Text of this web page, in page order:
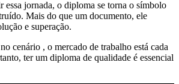
essa jornada, o diploma se torna o símbolo
Mais do que um documento, ele
e superação.
cenário , o mercado de trabalho está cada
ter um diploma de qualidade é essencial